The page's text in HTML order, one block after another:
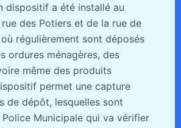
dispositif a été installé au
des Potiers et de la rue de
régulièrement sont déposés
ordures ménagères, des
même des produits
permet une capture
de dépôt, lesquelles sont
Municipale qui va vérifier